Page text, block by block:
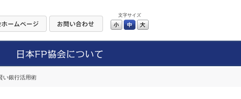
文字サイズ
小 中
い銀行活用術